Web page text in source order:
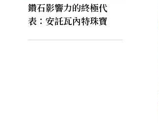
鑽石影響力的終極代
表：安託瓦內特珠寶